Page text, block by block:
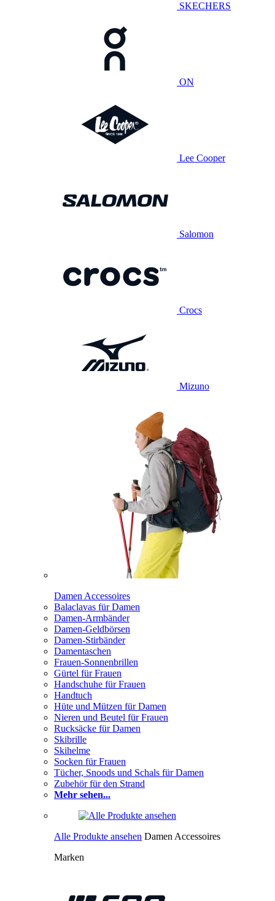
SKECHERS
ON
Lee Cooper
Salomon
Crocs
Mizuno
Damen Accessoires
Balaclavas für Damen
Damen-Armbänder
Damen-Geldbörsen
Damen-Stirbänder
Damentaschen
Frauen-Sonnenbrillen
Gürtel für Frauen
Handschuhe für Frauen
Handtuch
Hüte und Mützen für Damen
Nieren und Beutel für Frauen
Rucksäcke für Damen
Skibrille
Skihelme
Socken für Frauen
Tücher, Snoods und Schals für Damen
Zubehör für den Strand
Mehr sehen...
Alle Produkte ansehen Damen Accessoires
Marken